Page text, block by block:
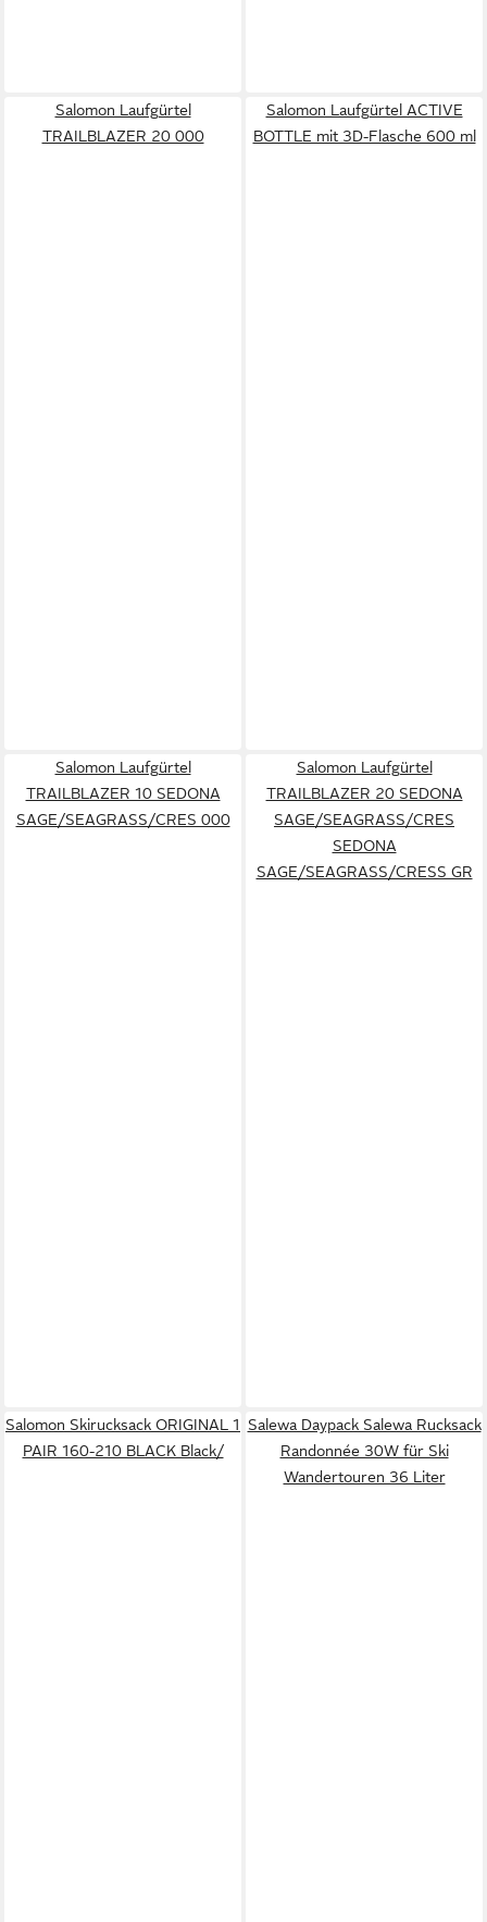
Salomon Laufgürtel
TRAILBLAZER 20 000
Salomon Laufgürtel ACTIVE
BOTTLE mit 3D-Flasche 600 ml
Salomon Laufgürtel
TRAILBLAZER 10 SEDONA
SAGE/SEAGRASS/CRES 000
Salomon Laufgürtel
TRAILBLAZER 20 SEDONA
SAGE/SEAGRASS/CRES
SEDONA
SAGE/SEAGRASS/CRESS GR
Salomon Skirucksack ORIGINAL 1
PAIR 160-210 BLACK Black/
Salewa Daypack Salewa Rucksack
Randonnée 30W für Ski
Wandertouren 36 Liter